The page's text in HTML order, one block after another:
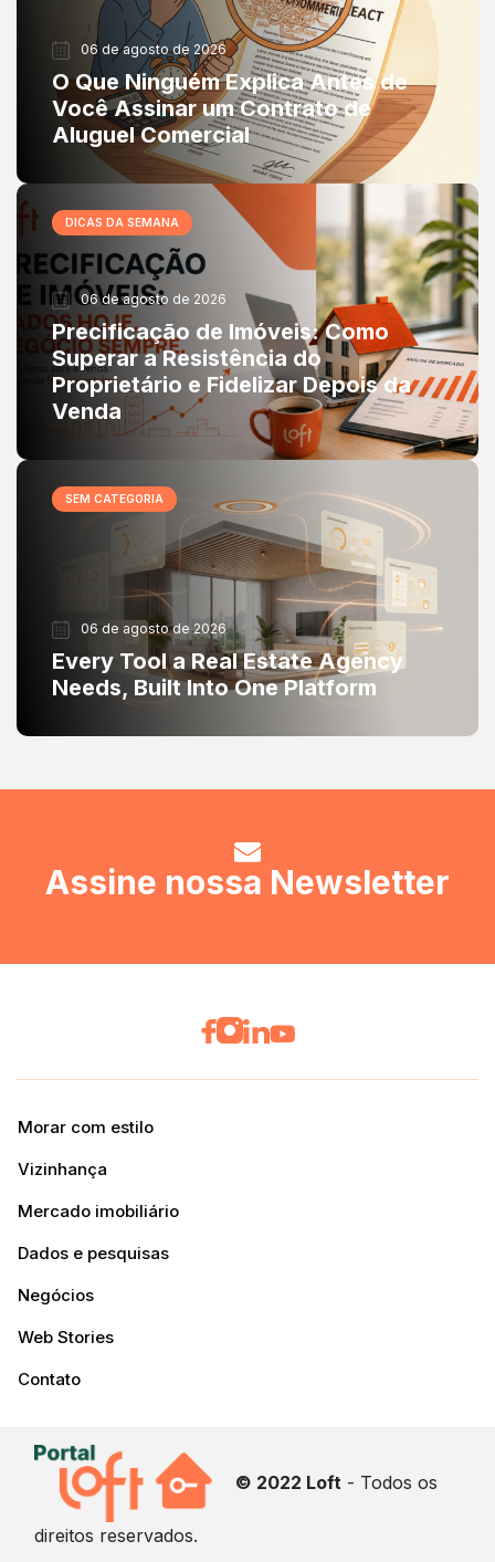
06 de agosto de 2026
O Que Ninguém Explica Antes de
Você Assinar um Contrato de
Aluguel Comercial
DICAS DA SEMANA
06 de agosto de 2026
Precificação de Imóveis: Como
Superar a Resistência do
Proprietário e Fidelizar Depois da
Venda
SEM CATEGORIA
06 de agosto de 2026
Every Tool a Real Estate Agency
Needs, Built Into One Platform
Assine nossa Newsletter
Morar com estilo
Vizinhança
Mercado imobiliário
Dados e pesquisas
Negócios
Web Stories
Contato
© 2022 Loft - Todos os
direitos reservados.